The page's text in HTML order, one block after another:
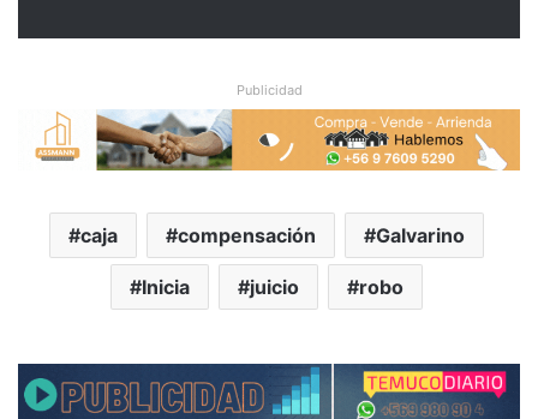
Publicidad
caja compensación Galvarino
Inicia juicio robo